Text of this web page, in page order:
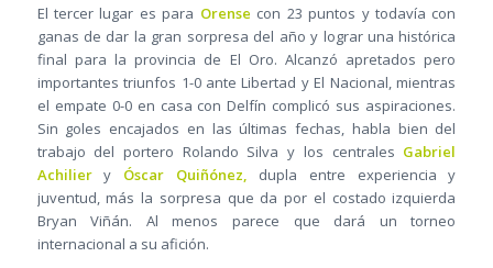
El tercer lugar es para Orense con 23 puntos y todavía con
ganas de dar la gran sorpresa del año y lograr una histórica
final para la provincia de El Oro. Alcanzó apretados pero
importantes triunfos 1-0 ante Libertad y El Nacional, mientras
el empate 0-0 en casa con Delfín complicó sus aspiraciones.
Sin goles encajados en las últimas fechas, habla bien del
trabajo del portero Rolando Silva y los centrales Gabriel
Achiliery Óscar Quiñónez, dupla entre experiencia y
juventud, más la sorpresa que da por el costado izquierda
Bryan Viñán. Al menos parece que dará un torneo
internacional a su afición.